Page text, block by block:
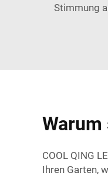
Stimmung
Warum
COOL QING
Ihren Garten,